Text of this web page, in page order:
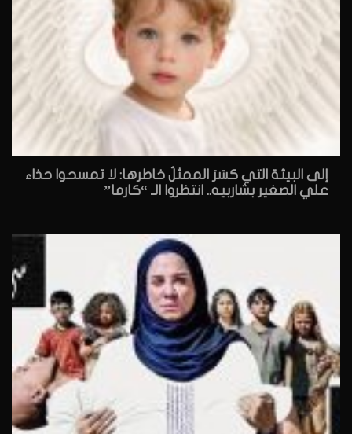
إلى البيئة التي كسَرَ الممثلُ خاطرها: لا تمسحوا حذاء
علي الصغير بشاربيه.. انتظروا الـ “كارما”